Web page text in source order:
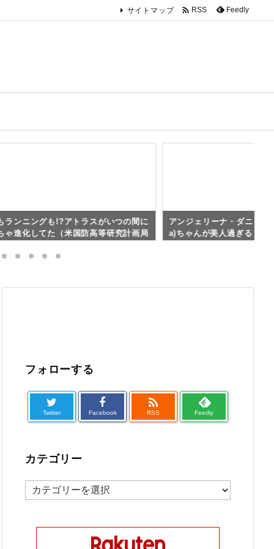
サイトマップ  RSS Feedly
ランニングも!?アトラスがいつの間に
ゃ進化してた（米国防高等研究計画局
アンジェリーナ・ダニロ
a)ちゃんが美人過ぎる（韓
フォローする
Twitter Facebook

RSS Feedly
カテゴリー
カ